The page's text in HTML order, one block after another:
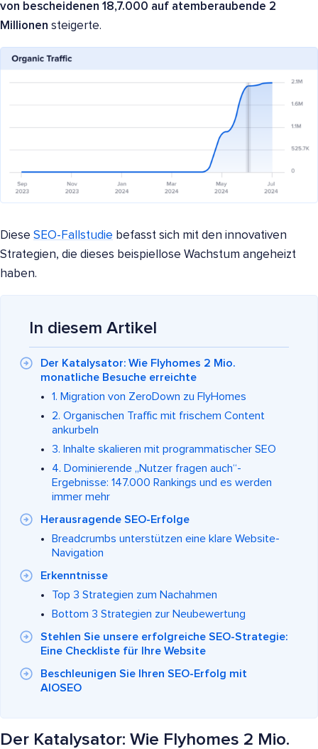
von bescheidenen 18,7.000 auf atemberaubende 2
Millionen steigerte.
Diese SEO-Fallstudie befasst sich mit den innovativen
Strategien, die dieses beispiellose Wachstum angeheizt
haben.
In diesem Artikel
Der Katalysator: Wie Flyhomes 2 Mio.
monatliche Besuche erreichte
1. Migration von ZeroDown zu FlyHomes
2. Organischen Traffic mit frischem Content
ankurbeln
3. Inhalte skalieren mit programmatischer SEO
4. Dominierende „Nutzer fragen auch“-
Ergebnisse: 147.000 Rankings und es werden
immer mehr
Herausragende SEO-Erfolge
Breadcrumbs unterstützen eine klare Website-
Navigation
Erkenntnisse
Top 3 Strategien zum Nachahmen
Bottom 3 Strategien zur Neubewertung
Stehlen Sie unsere erfolgreiche SEO-Strategie:
Eine Checkliste für Ihre Website
Beschleunigen Sie Ihren SEO-Erfolg mit
AIOSEO
Der Katalysator: Wie Flyhomes 2 Mio.